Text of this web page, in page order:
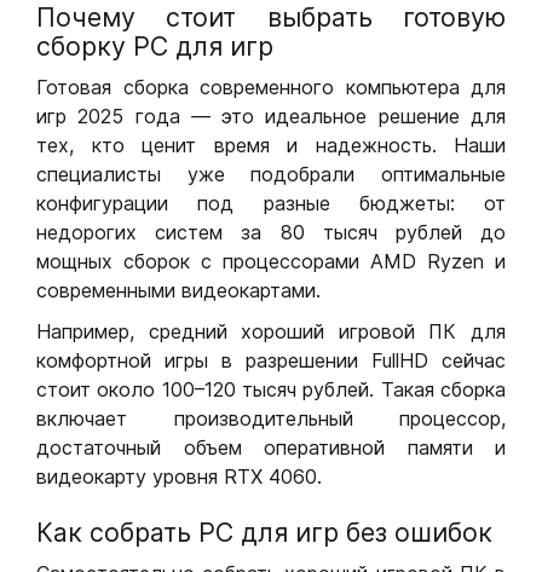
Почему стоит выбрать готовую
сборку РС для игр
Готовая сборка современного компьютера для
игр 2025 года — это идеальное решение для
тех, кто ценит время и надежность. Наши
специалисты уже подобрали оптимальные
конфигурации под разные бюджеты: от
недорогих систем за 80 тысяч рублей до
мощных сборок с процессорами AMD Ryzen и
современными видеокартами.
Например, средний хороший игровой ПК для
комфортной игры в разрешении FullHD сейчас
стоит около 100–120 тысяч рублей. Такая сборка
включает производительный процессор,
достаточный объем оперативной памяти и
видеокарту уровня RTX 4060.
Как собрать РС для игр без ошибок